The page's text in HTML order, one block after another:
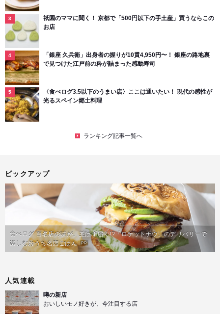
祇園のママに聞く！ 京都で「500円以下の手土産」買うならこの
お店
「銀座 久兵衛」出身者の握りが10貫4,950円〜！ 銀座の路地裏
で見つけた江戸前の粋が詰まった感動寿司
〈食べログ3.5以下のうまい店〉ここは通いたい！ 現代の感性が
光るスペイン郷土料理
ランキング記事一覧へ
ピックアップ
食べログ 百名店の味が、並ばず届く!?「ロケットナウ」のデリバリーで
楽しむおうち名店ごはん PR
人気連載
噂の新店
おいしいモノ好きが、今注目する店